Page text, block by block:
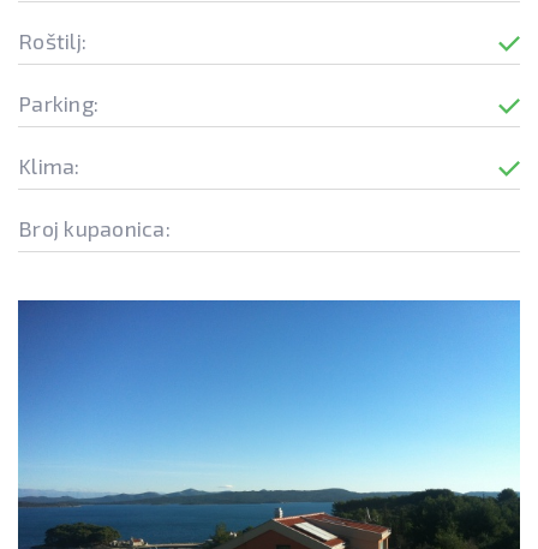
Roštilj:
Parking:
Klima:
Broj kupaonica: